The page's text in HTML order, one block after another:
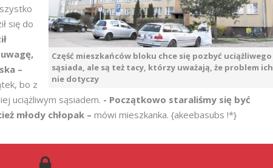
Część mieszkańców bloku chce się pozbyć uciążliwego
sąsiada, ale są też tacy, którzy uważają, że problem ich
nie dotyczy
się do
–
bo z
uciążliwym sąsiadem. - Początkowo staraliśmy się być
młody chłopak – mówi mieszkanka. {akeebasubs !*}